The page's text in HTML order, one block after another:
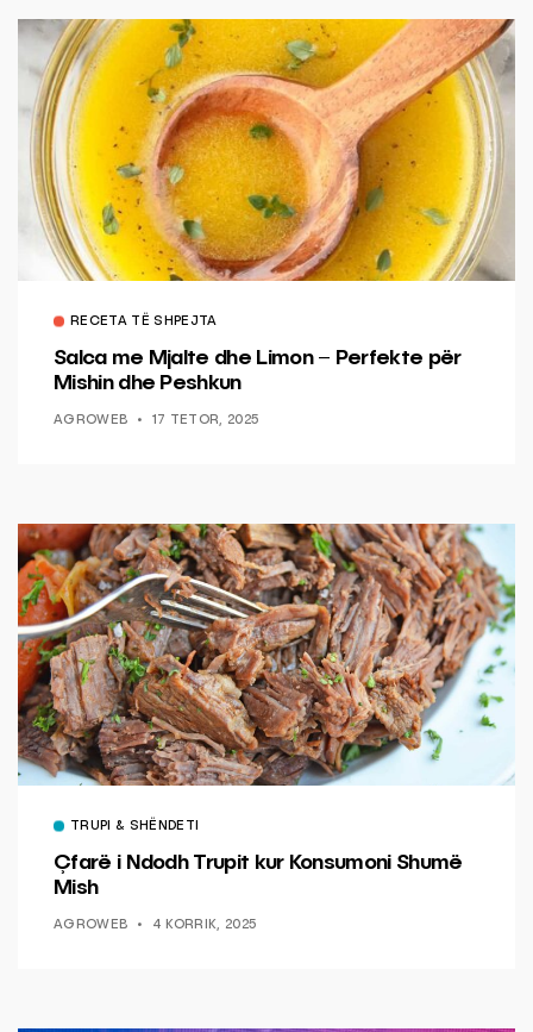
RECETA TË SHPEJTA
Salca me Mjalte dhe Limon – Perfekte për
Mishin dhe Peshkun
AGROWEB 17 TETOR, 2025
TRUPI & SHËNDETI
Çfarë i Ndodh Trupit kur Konsumoni Shumë
Mish
AGROWEB 4 KORRIK, 2025